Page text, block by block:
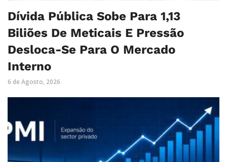
Dívida Pública Sobe Para 1,13
Biliões De Meticais E Pressão
Desloca-Se Para O Mercado
Interno
6 de Agosto, 2026